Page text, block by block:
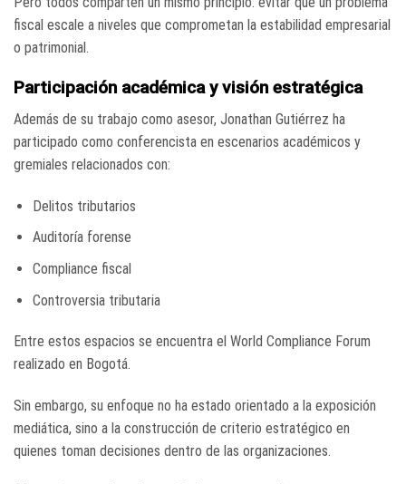
fiscal escale a niveles que comprometan la estabilidad empresarial
o patrimonial.
Participación académica y visión estratégica
Además de su trabajo como asesor, Jonathan Gutiérrez ha
participado como conferencista en escenarios académicos y
gremiales relacionados con:
Delitos tributarios
Auditoría forense
Compliance fiscal
Controversia tributaria
Entre estos espacios se encuentra el World Compliance Forum
realizado en Bogotá.
Sin embargo, su enfoque no ha estado orientado a la exposición
mediática, sino a la construcción de criterio estratégico en
quienes toman decisiones dentro de las organizaciones.